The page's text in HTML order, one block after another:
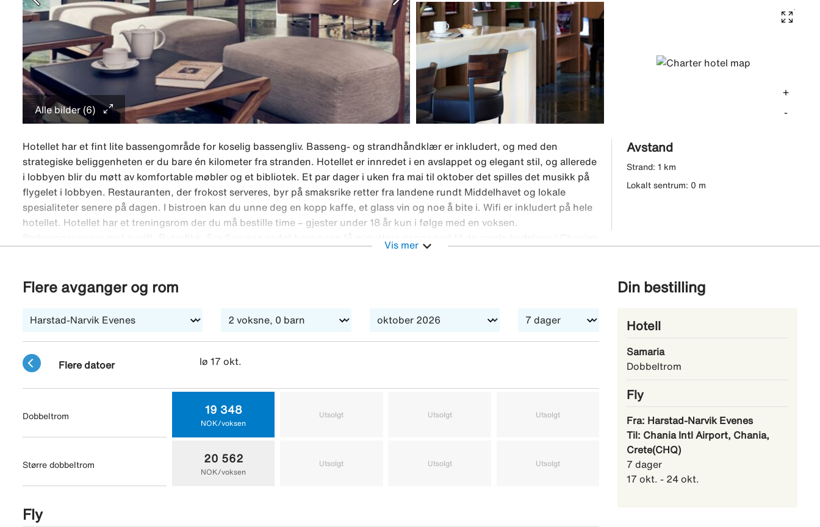
Alle bilder (6)
+
-
Hotellet har et fint lite bassengområde for koselig bassengliv. Basseng- og strandhåndklær er inkludert, og med den
strategiske beliggenheten er du bare én kilometer fra stranden. Hotellet er innredet i en avslappet og elegant stil, og allerede
i lobbyen blir du møtt av komfortable møbler og et bibliotek. Et par dager i uken fra mai til oktober det spilles det musikk på
flygelet i lobbyen. Restauranten, der frokost serveres, byr på smaksrike retter fra landene rundt Middelhavet og lokale
spesialiteter senere på dagen. I bistroen kan du unne deg en kopp kaffe, et glass vin og noe å bite i. Wifi er inkludert på hele
hotellet. Hotellet har et treningsrom der du må bestille time – gjester under 18 år kun i følge med en voksen.
markedshallen, hvor du kan finne lokalt produserte varer, fersk frukt og honning. Fra torget rett ved hotellet kan du ta
bussen vestover og oppdage Kretas kyst, med dens rekke av badebyer og fine strender.
Avstand
Strand: 1 km
Lokalt sentrum: 0 m
Vis mer expand_more
Flere avganger og rom
Flere datoer lø 17 okt.
Dobbeltrom
19 348
NOK/voksen
Utsolgt Utsolgt Utsolgt
Større dobbeltrom
20 562
NOK/voksen
Utsolgt Utsolgt Utsolgt Utsolgt
Fly
Din bestilling
Hotell
Samaria
Dobbeltrom
Fly
Fra: Harstad-Narvik Evenes
Til: Chania Intl Airport, Chania,
Crete(CHQ)
7 dager
17 okt. - 24 okt.